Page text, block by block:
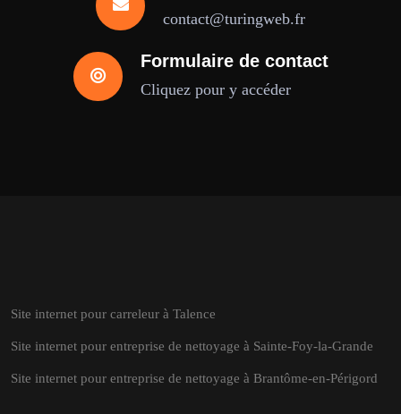
contact@turingweb.fr
Formulaire de contact
Cliquez pour y accéder
Site internet pour carreleur à Talence
Site internet pour entreprise de nettoyage à Sainte-Foy-la-Grande
Site internet pour entreprise de nettoyage à Brantôme-en-Périgord